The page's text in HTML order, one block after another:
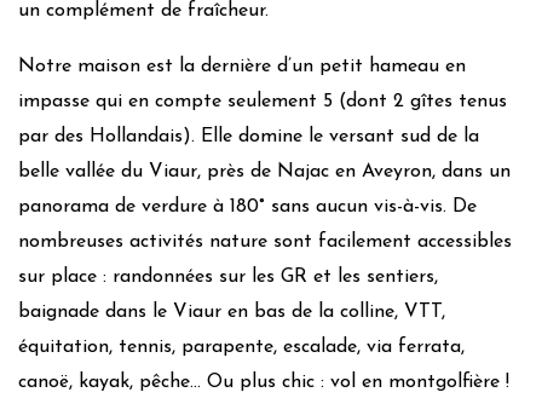
Gestion de la pollution lumineuse
Produits d’hygiène éco-responsables
Literie éco-responsable
Peinture/revêtement muraux/sols labellisés bio
Mobilier durable/local
Gestion des déchets
Tri papier
Verre
Métaux
un complément de fraîcheur.
Notre maison est la dernière d’un petit hameau en
impasse qui en compte seulement 5 (dont 2 gîtes tenus
par des Hollandais). Elle domine le versant sud de la
belle vallée du Viaur, près de Najac en Aveyron, dans un
panorama de verdure à 180° sans aucun vis-à-vis. De
nombreuses activités nature sont facilement accessibles
sur place : randonnées sur les GR et les sentiers,
baignade dans le Viaur en bas de la colline, VTT,
équitation, tennis, parapente, escalade, via ferrata,
canoë, kayak, pêche… Ou plus chic : vol en montgolfière !